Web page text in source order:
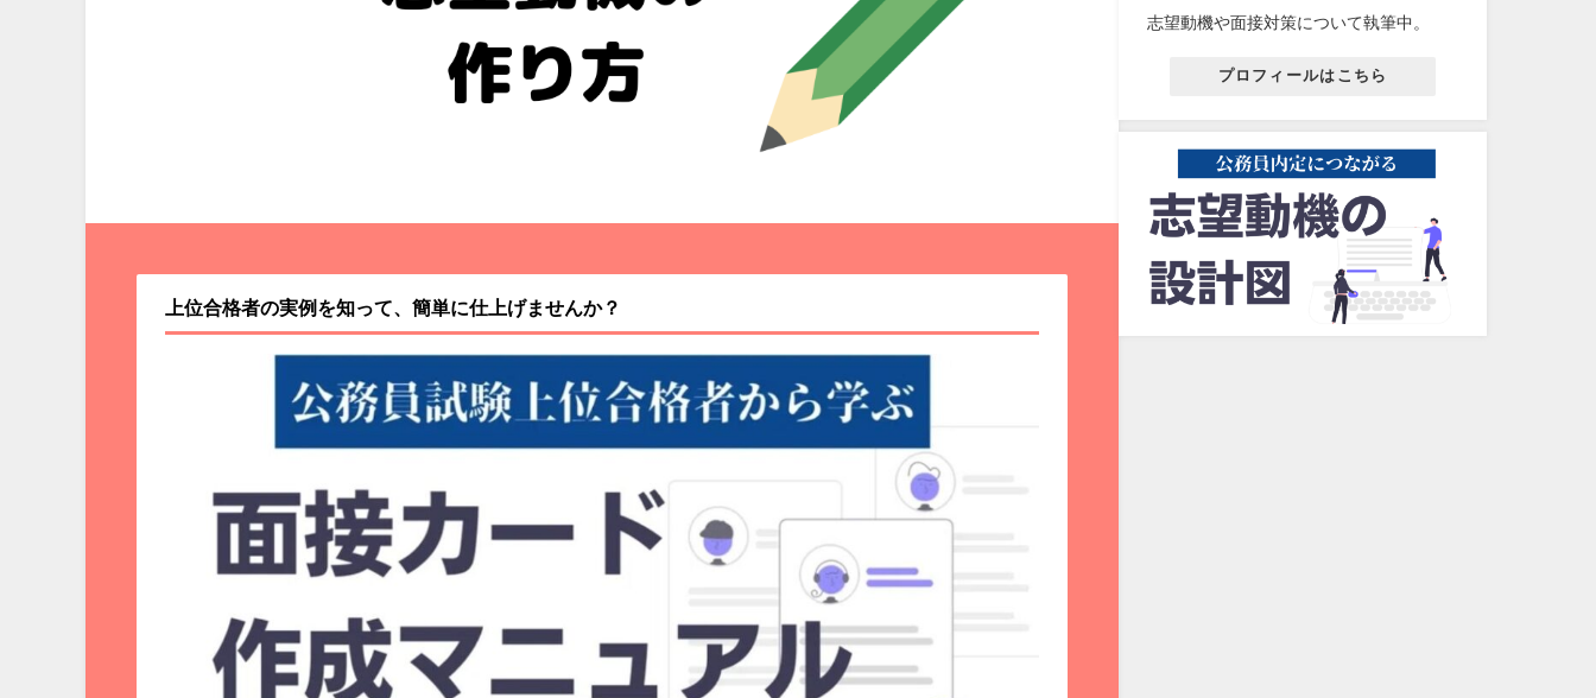
上位合格者の実例を知って、簡単に仕上げませんか？
志望動機や面接対策について執筆中。
プロフィールはこちら